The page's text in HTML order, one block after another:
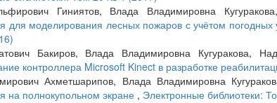
Гиниятов, Влада Владимировна
для моделирования лесных пожаров с учётом
Бакиров, Влада Владимировна Кугуракова,
контроллера Microsoft Kinect в разработке
Ахметшарипов, Влада Владимировна
на полнокупольном экране , Электронные библиотеки: